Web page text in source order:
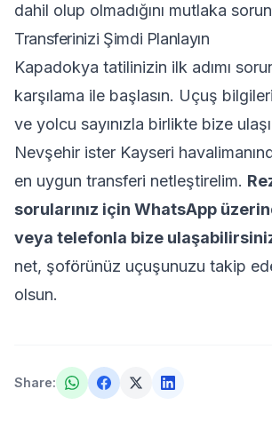
dahil olup olmadığını mutlaka
Transferinizi Şimdi Planlayın
Kapadokya tatilinizin ilk adımı
karşılama ile başlasın. Uçuş
ve yolcu sayınızla birlikte bize
Nevşehir ister Kayseri
en uygun transferi netleştirelim.
sorularınız için WhatsApp
veya telefonla bize
net, şoförünüz uçuşunuzu takip
olsun.
Share: